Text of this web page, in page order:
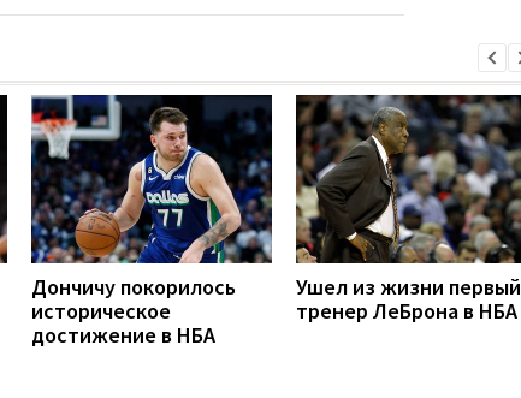
Дончичу покорилось
историческое
достижение в НБА
Ушел из жизни первый
тренер ЛеБрона в НБА